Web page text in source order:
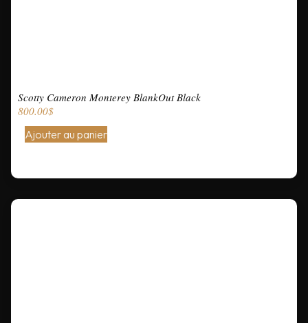
Scotty Cameron Monterey BlankOut Black
800.00$
Ajouter au panier